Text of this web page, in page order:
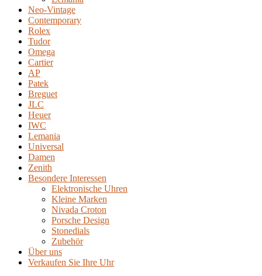
Neo-Vintage
Contemporary
Rolex
Tudor
Omega
Cartier
AP
Patek
Breguet
JLC
Heuer
IWC
Lemania
Universal
Damen
Zenith
Besondere Interessen
Elektronische Uhren
Kleine Marken
Nivada Croton
Porsche Design
Stonedials
Zubehör
Über uns
Verkaufen Sie Ihre Uhr